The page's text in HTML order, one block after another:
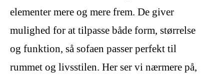
elementer mere og mere frem. De giver
mulighed for at tilpasse både form, størrelse
og funktion, så sofaen passer perfekt til
rummet og livsstilen. Her ser vi nærmere på,